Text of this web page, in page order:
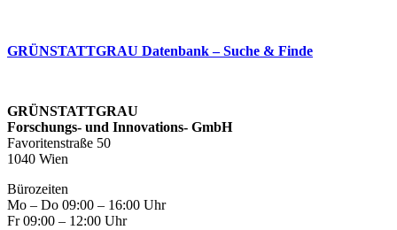
GRÜNSTATTGRAU Datenbank – Suche & Finde
GRÜNSTATTGRAU
Forschungs- und Innovations- GmbH
Favoritenstraße 50
1040 Wien
Bürozeiten
Mo – Do 09:00 – 16:00 Uhr
Fr 09:00 – 12:00 Uhr